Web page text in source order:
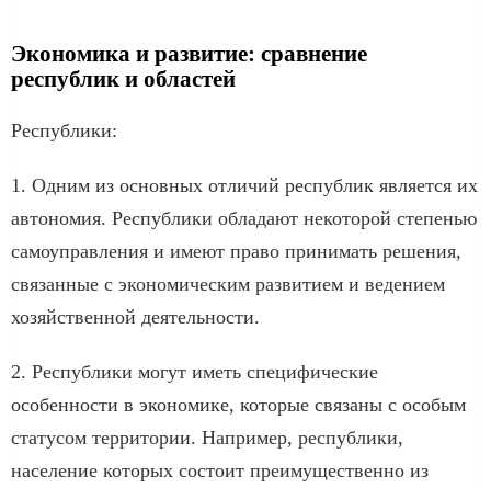
Экономика и развитие: сравнение
республик и областей
Республики:
1. Одним из основных отличий республик является их
автономия. Республики обладают некоторой степенью
самоуправления и имеют право принимать решения,
связанные с экономическим развитием и ведением
хозяйственной деятельности.
2. Республики могут иметь специфические
особенности в экономике, которые связаны с особым
статусом территории. Например, республики,
население которых состоит преимущественно из